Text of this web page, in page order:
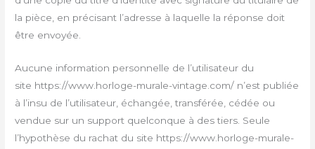
la pièce, en précisant l’adresse à laquelle la réponse doit
être envoyée.
Aucune information personnelle de l’utilisateur du
site https://www.horloge-murale-vintage.com/ n’est publiée
à l’insu de l’utilisateur, échangée, transférée, cédée ou
vendue sur un support quelconque à des tiers. Seule
l’hypothèse du rachat du site https://www.horloge-murale-